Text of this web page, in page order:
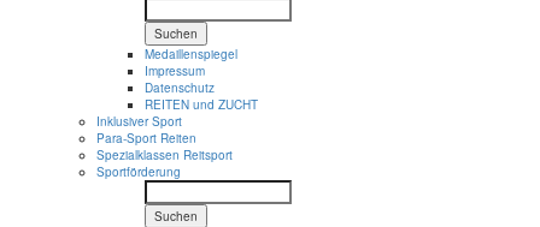
Suchen
Medaillenspiegel
Impressum
Datenschutz
REITEN und ZUCHT
Inklusiver Sport
Para-Sport Reiten
Spezialklassen Reitsport
Sportförderung
Suchen